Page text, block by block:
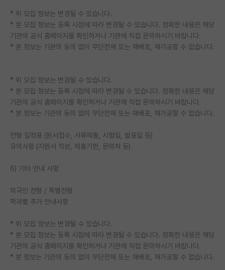
* 위 모집 정보는 변경될 수 있습니다.
* 본 모집 정보는 등록 시점에 따라 변경될 수 있습니다. 정확한 내용은 해당
기관의 공식 홈페이지를 확인하거나 기관에 직접 문의하시기 바랍니다.
* 본 정보는 기관의 동의 없이 무단전재 또는 재배포, 재가공할 수 없습니다.
* 위 모집 정보는 변경될 수 있습니다.
* 본 모집 정보는 등록 시점에 따라 변경될 수 있습니다. 정확한 내용은 해당
기관의 공식 홈페이지를 확인하거나 기관에 직접 문의하시기 바랍니다.
* 본 정보는 기관의 동의 없이 무단전재 또는 재배포, 재가공할 수 없습니다.
전형 일정표 (원서접수, 서류제출, 시험일, 발표일 등)
유의사항 (지원서 작성, 제출기한, 문의처 등)
6) 기타 안내 사항
외국인 전형 / 특별전형
학과별 추가 안내사항
* 위 모집 정보는 변경될 수 있습니다.
* 본 모집 정보는 등록 시점에 따라 변경될 수 있습니다. 정확한 내용은 해당
기관의 공식 홈페이지를 확인하거나 기관에 직접 문의하시기 바랍니다.
* 본 정보는 기관의 동의 없이 무단전재 또는 재배포, 재가공할 수 없습니다.